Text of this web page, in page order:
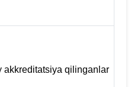
akkreditatsiya qilinganlar